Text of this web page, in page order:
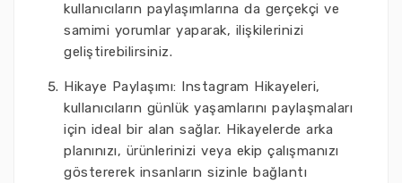
kullanıcıların paylaşımlarına da gerçekçi ve
samimi yorumlar yaparak, ilişkilerinizi
geliştirebilirsiniz.
Hikaye Paylaşımı: Instagram Hikayeleri,
kullanıcıların günlük yaşamlarını paylaşmaları
için ideal bir alan sağlar. Hikayelerde arka
planınızı, ürünlerinizi veya ekip çalışmanızı
göstererek insanların sizinle bağlantı